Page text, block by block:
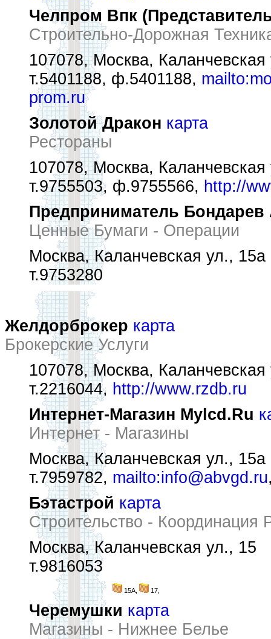
Челпром Впк
Строительно-Дорожная
107078, Москва,
т.5401188, ф.5401188,
prom.ru
Золотой Дракон карта
Рестораны
107078, Москва,
т.9755503, ф.9755566, http://
Предприниматель
Ценные Бумаги - Операции
Москва, Каланчевская ул., 15а
т.9753280
Желдорброкер карта
Брокерские Услуги
107078, Москва,
т.2216044, http://www.rzdb.ru
Интернет-Магазин Mylcd.Ru
Интернет - Магазины
Москва, Каланчевская ул., 15а
т.7959782, mailto:info@abvgd.ru
Бэтастрой карта
Строительство - Координация
Москва, Каланчевская ул., 15
т.9816053
15А, 17,
Черемушки карта
Магазины - Нижнее Белье